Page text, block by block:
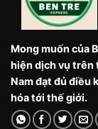
Mong muốn của
hiện dịch vụ trên
Nam đạt đủ điều
hóa tới thế giới.